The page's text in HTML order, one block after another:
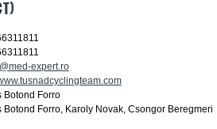
expert.ro
Botond Forro
Botond Forro, Karoly Novak, Csongor Beregmeri